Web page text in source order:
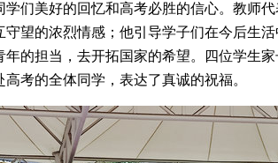
们美好的回忆和高考必胜的信心。教师
望的浓烈情感；他引导学子们在今后生
的担当，去开拓国家的希望。四位学生
考的全体同学，表达了真诚的祝福。